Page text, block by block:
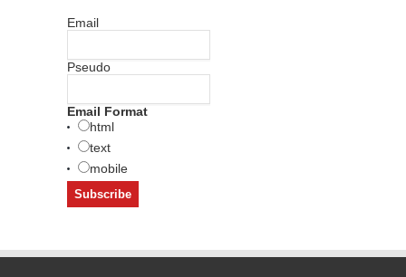
Email
Pseudo
Email Format
html
text
mobile